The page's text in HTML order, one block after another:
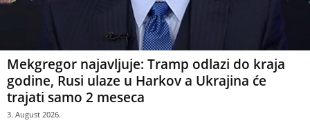
Mekgregor najavljuje: Tramp odlazi do kraja
godine, Rusi ulaze u Harkov a Ukrajina će
trajati samo 2 meseca
3. August 2026.